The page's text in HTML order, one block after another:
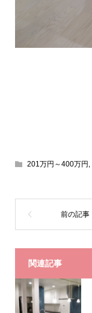
201万円～400万円 ,
関連記事